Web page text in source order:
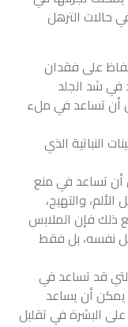
حالات الترهل
على فقدان
في شد الجلد
أن تساعد في ملء
النباتية الذي
أن تساعد في منع
والتهيج،
ذلك فإن الملابس
نفسه، بل فقط
قد تساعد في
يمكن أن يساعد
البشرة في تقليل